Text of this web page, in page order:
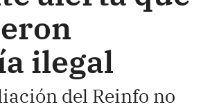
ilegal
del Reinfo no